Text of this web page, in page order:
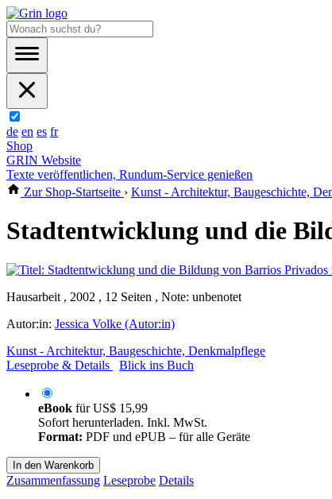
de en es fr
Shop
GRIN Website
Texte veröffentlichen, Rundum-Service genießen
Zur Shop-Startseite › Kunst - Architektur, Baugeschichte,
Stadtentwicklung und die
Hausarbeit , 2002 , 12 Seiten , Note: unbenotet
Autor:in: Jessica Volke (Autor:in)
Kunst - Architektur, Baugeschichte, Denkmalpflege
Leseprobe & Details
Blick ins Buch
eBook fürUS$ 15,99
Sofort herunterladen. Inkl. MwSt.
Format: PDF und ePUB – für alle Geräte
In den Warenkorb
Zusammenfassung Leseprobe Details